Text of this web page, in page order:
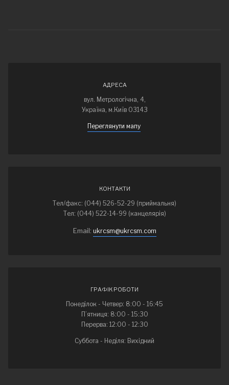
АДРЕСА
вул. Метрологічна, 4,
Україна, м.Київ 03143
Переглянути мапу
КОНТАКТИ
Тел/факс: (044) 526-52-29 (приймальня)
Тел: (044) 522-14-99 (канцелярія)
Email: ukrcsm@ukrcsm.com
ГРАФІК РОБОТИ
Понеділок - Четвер: 8:00 - 16:45
П’ятниця: 8:00 - 15:30
Перерва: 12:00 - 12:30
Суббота - Неділя: Вихідний